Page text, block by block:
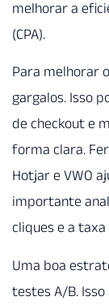
melhorar a
(CPA).
Para melhorar
gargalos. Isso
de checkout e
forma clara.
Hotjar e VWO
importante
cliques e a
Uma boa
testes A/B.